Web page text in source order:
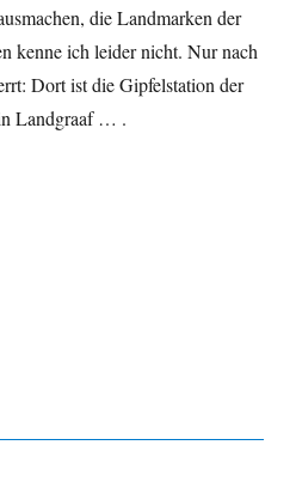
die Landmarken der
kenne ich leider nicht. Nur nach
Dort ist die Gipfelstation der
Landgraaf … .